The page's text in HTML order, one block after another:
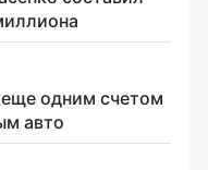
одним счетом
авто